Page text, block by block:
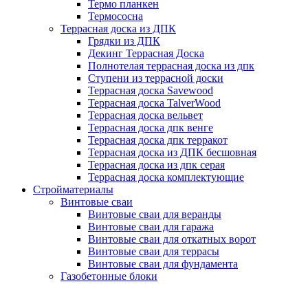
Термо планкен
Термососна
Террасная доска из ДПК
Грядки из ДПК
Декинг Террасная Доска
Полнотелая террасная доска из дпк
Ступени из террасной доски
Террасная доска Savewood
Террасная доска TalverWood
Террасная доска вельвет
Террасная доска дпк венге
Террасная доска дпк терракот
Террасная доска из ДПК бесшовная
Террасная доска из дпк серая
Террасная доска комплектующие
Стройматериалы
Винтовые сваи
Винтовые сваи для веранды
Винтовые сваи для гаража
Винтовые сваи для откатных ворот
Винтовые сваи для террасы
Винтовые сваи для фундамента
Газобетонные блоки